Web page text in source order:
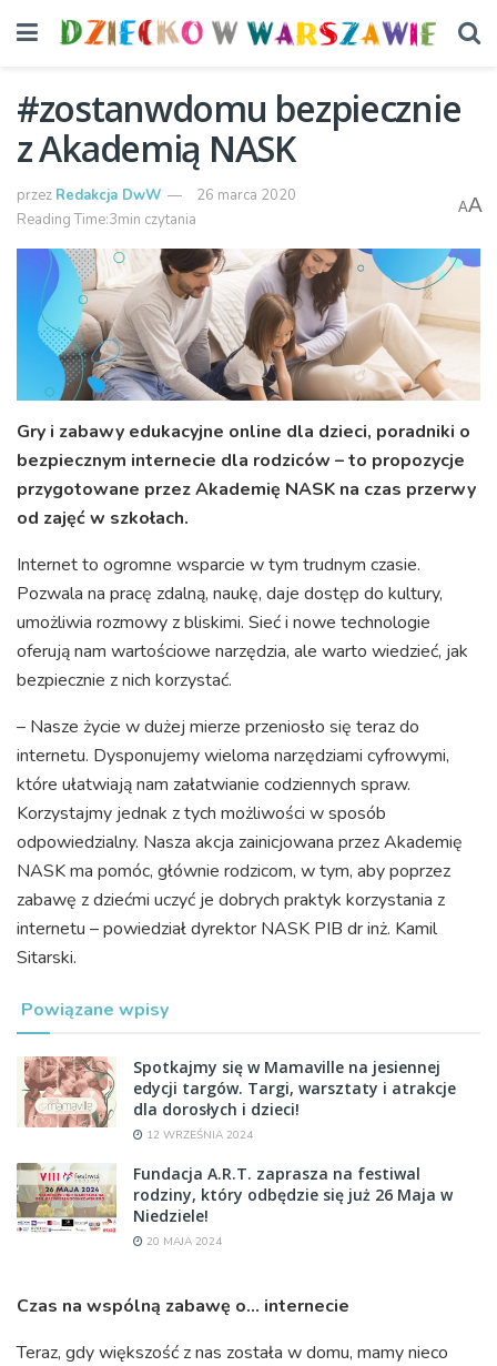
#zostanwdomu bezpiecznie
z Akademią NASK
przez Redakcja DwW
26 marca 2020
Reading Time:3min czytania
AA
Gry i zabawy edukacyjne online dla dzieci, poradniki o
bezpiecznym internecie dla rodziców – to propozycje
przygotowane przez Akademię NASK na czas przerwy
od zajęć w szkołach.
Internet to ogromne wsparcie w tym trudnym czasie.
Pozwala na pracę zdalną, naukę, daje dostęp do kultury,
umożliwia rozmowy z bliskimi. Sieć i nowe technologie
oferują nam wartościowe narzędzia, ale warto wiedzieć, jak
bezpiecznie z nich korzystać.
– Nasze życie w dużej mierze przeniosło się teraz do
internetu. Dysponujemy wieloma narzędziami cyfrowymi,
które ułatwiają nam załatwianie codziennych spraw.
Korzystajmy jednak z tych możliwości w sposób
odpowiedzialny. Nasza akcja zainicjowana przez Akademię
NASK ma pomóc, głównie rodzicom, w tym, aby poprzez
zabawę z dziećmi uczyć je dobrych praktyk korzystania z
internetu – powiedział dyrektor NASK PIB dr inż. Kamil
Sitarski.
Powiązane wpisy
Spotkajmy się w Mamaville na jesiennej
edycji targów. Targi, warsztaty i atrakcje
dla dorosłych i dzieci!
12 WRZEŚNIA 2024
Fundacja A.R.T. zaprasza na festiwal
rodziny, który odbędzie się już 26 Maja w
Niedziele!
20 MAJA 2024
Czas na wspólną zabawę o… internecie
Teraz, gdy większość z nas została w domu, mamy nieco